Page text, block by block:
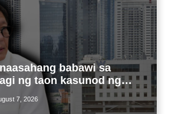
babawi sa
ng taon kasunod ng
ng Middle East war,
public construction
7, 2026